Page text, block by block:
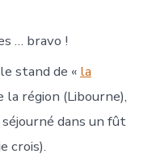
… bravo !
stand de « la
la région (Libourne),
dans un fût
crois).